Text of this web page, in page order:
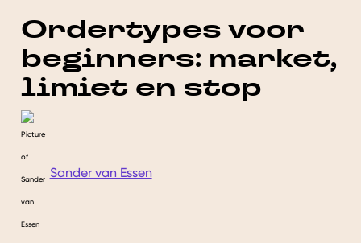
Ordertypes voor
beginners: market,
limiet en stop
Sander van Essen